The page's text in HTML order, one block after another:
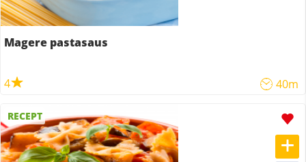
Magere pastasaus
4 40m
RECEPT